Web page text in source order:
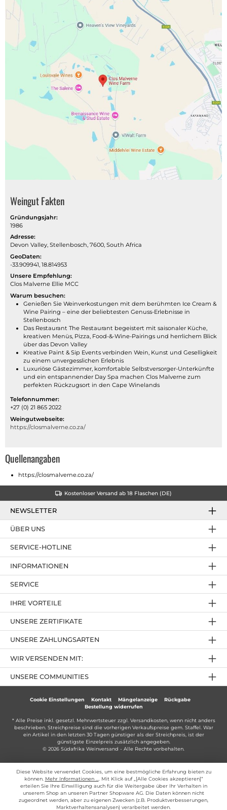
Weingut Fakten
Gründungsjahr:
1986
Adresse:
Devon Valley, Stellenbosch, 7600, South Africa
GeoDaten:
-33.909941, 18.814953
Unsere Empfehlung:
Clos Malverne Ellie MCC
Warum besuchen:
Genießen Sie Weinverkostungen mit dem berühmten Ice Cream &
Wine Pairing – eine der beliebtesten Genuss-Erlebnisse in
Stellenbosch
Das Restaurant The Restaurant begeistert mit saisonaler Küche,
kreativen Menüs, Pizza, Food-&-Wine-Pairings und herrlichem Blick
über das Devon Valley
Kreative Paint & Sip Events verbinden Wein, Kunst und Geselligkeit
zu einem unvergesslichen Erlebnis
Luxuriöse Gästezimmer, komfortable Selbstversorger-Unterkünfte
und ein entspannender Day Spa machen Clos Malverne zum
perfekten Rückzugsort in den Cape Winelands
Telefonnummer:
+27 (0) 21 865 2022
Weingutwebseite:
https://closmalverne.co.za/
Quellenangaben
https://closmalverne.co.za/
Kostenloser Versand ab 18 Flaschen (DE)
NEWSLETTER
SERVICE-HOTLINE
IHRE VORTEILE
UNSERE ZAHLUNGSARTEN
ÜBER UNS
UNSERE ZERTIFIKATE
INFORMATIONEN
SERVICE
UNSERE COMMUNITIES
WIR VERSENDEN MIT:
Cookie Einstellungen Kontakt Mängelanzeige
Rückgabe
Bestellung widerrufen
* Alle Preise inkl. gesetzl. Mehrwertsteuer zzgl. Versandkosten, wenn nicht anders
beschrieben. Streichpreise sind die vorherigen Verkaufspreise gem. Staffel. War
ein Artikel in den letzten 30 Tagen günstiger als der Streichpreis, ist der
günstigste Einzelpreis zusätzlich angegeben.
© 2026 Südafrika Weinversand - Alle Rechte vorbehalten.
Diese Website verwendet Cookies, um eine bestmögliche Erfahrung bieten zu
können. Mehr Informationen ...
. Mit Klick auf „[Alle Cookies akzeptieren]“
erteilen Sie Ihre Einwilligung auch für die Weitergabe über Ihr Verhalten in
unserem Shop an unseren Partner Shopware AG. Die Daten können nicht
zugeordnet werden, aber zu eigenen Zwecken (z.B. Produktverbesserungen,
Marktverhaltensanalysen) verarbeitet werden.